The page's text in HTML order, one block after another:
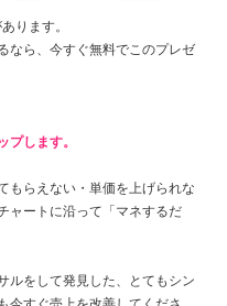
ります。
なら、今すぐ無料でこのプレゼ
プします。
もらえない・単価を上げられな
ャートに沿って「マネするだ
ルをして発見した、とてもシン